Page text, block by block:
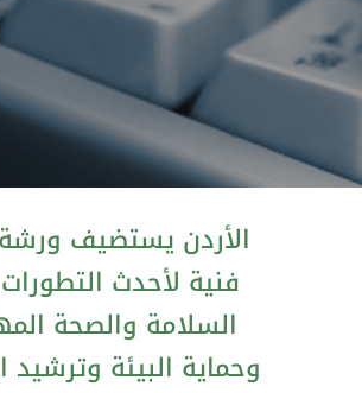
الأردن يستضيف
فنية لأحدث
السلامة والصحة
وحماية البيئة وترشيد